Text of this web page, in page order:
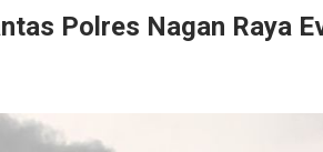
Polres Nagan Raya